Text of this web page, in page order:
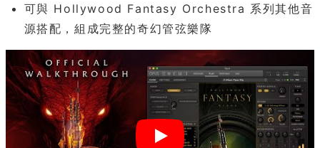
可與 Hollywood Fantasy Orchestra 系列其他音
源搭配，組成完整的奇幻管弦樂隊